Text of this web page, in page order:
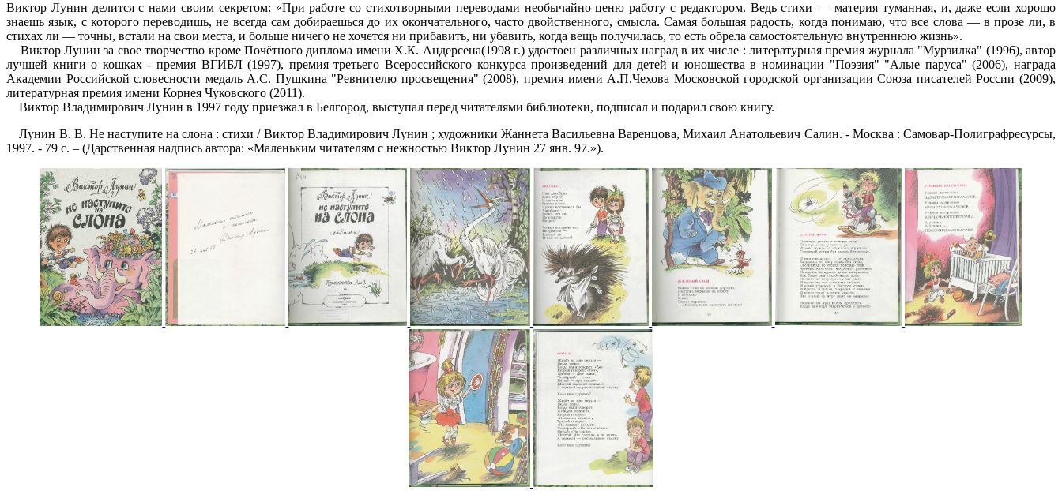
Виктор Лунин делится c нами своим секретом: «При работе со стихотворными переводами необычайно ценю работу с редактором. Ведь стихи — материя туманная, и, даже если хорошо
знаешь язык, с которого переводишь, не всегда сам добираешься до их окончательного, часто двойственного, смысла. Самая большая радость, когда понимаю, что все слова — в прозе ли, в
стихах ли — точны, встали на свои места, и больше ничего не хочется ни прибавить, ни убавить, когда вещь получилась, то есть обрела самостоятельную внутреннюю жизнь».
Виктор Лунин за свое творчество кроме Почётного диплома имени Х.К. Андерсена(1998 г.) удостоен различных наград в их числе : литературная премия журнала "Мурзилка" (1996), автор
лучшей книги о кошках - премия ВГИБЛ (1997), премия третьего Всероссийского конкурса произведений для детей и юношества в номинации "Поэзия" "Алые паруса" (2006), награда
Академии Российской словесности медаль А.С. Пушкина "Ревнителю просвещения" (2008), премия имени А.П.Чехова Московской городской организации Союза писателей России (2009),
литературная премия имени Корнея Чуковского (2011).
Виктор Владимирович Лунин в 1997 году приезжал в Белгород, выступал перед читателями библиотеки, подписал и подарил свою книгу.
Лунин В. В. Не наступите на слона : стихи / Виктор Владимирович Лунин ; художники Жаннета Васильевна Варенцова, Михаил Анатольевич Салин. - Москва : Самовар-Полиграфресурсы,
1997. - 79 с. – (Дарственная надпись автора: «Маленьким читателям с нежностью Виктор Лунин 27 янв. 97.»).